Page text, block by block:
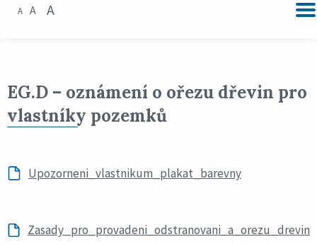
A A A
EG.D – oznámení o ořezu dřevin pro
vlastníky pozemků
Upozorneni_vlastnikum_plakat_barevny
Zasady_pro_provadeni_odstranovani_a_orezu_drevin